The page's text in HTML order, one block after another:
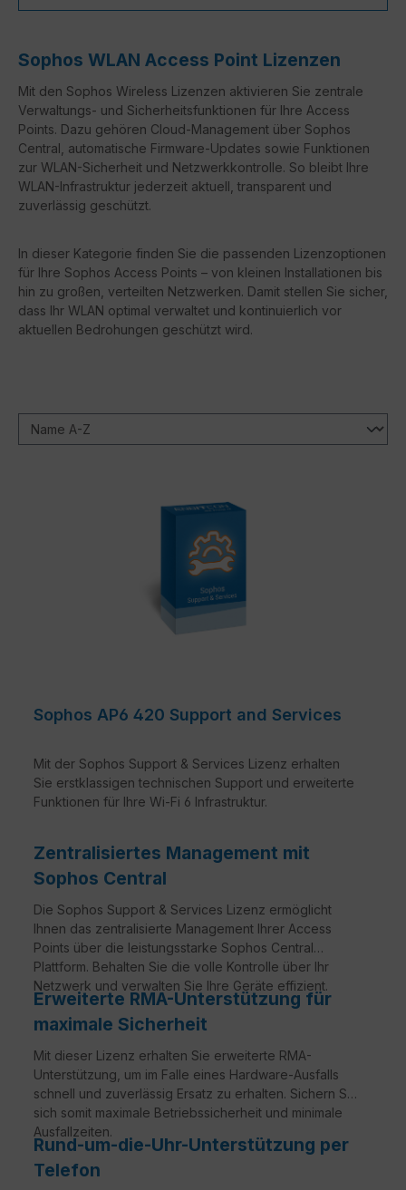
Sophos WLAN Access Point Lizenzen
Mit den Sophos Wireless Lizenzen aktivieren Sie zentrale
Verwaltungs- und Sicherheitsfunktionen für Ihre Access
Points. Dazu gehören Cloud-Management über Sophos
Central, automatische Firmware-Updates sowie Funktionen
zur WLAN-Sicherheit und Netzwerkkontrolle. So bleibt Ihre
WLAN-Infrastruktur jederzeit aktuell, transparent und
zuverlässig geschützt.
In dieser Kategorie finden Sie die passenden Lizenzoptionen
für Ihre Sophos Access Points – von kleinen Installationen bis
hin zu großen, verteilten Netzwerken. Damit stellen Sie sicher,
dass Ihr WLAN optimal verwaltet und kontinuierlich vor
aktuellen Bedrohungen geschützt wird.
Sophos AP6 420 Support and Services
Mit der Sophos Support & Services Lizenz erhalten
Sie erstklassigen technischen Support und erweiterte
Funktionen für Ihre Wi-Fi 6 Infrastruktur.
Zentralisiertes Management mit
Sophos Central
Die Sophos Support & Services Lizenz ermöglicht
Ihnen das zentralisierte Management Ihrer Access
Points über die leistungsstarke Sophos Central
Plattform. Behalten Sie die volle Kontrolle über Ihr
Netzwerk und verwalten Sie Ihre Geräte effizient.
Erweiterte RMA-Unterstützung für
maximale Sicherheit
Mit dieser Lizenz erhalten Sie erweiterte RMA-
Unterstützung, um im Falle eines Hardware-Ausfalls
schnell und zuverlässig Ersatz zu erhalten. Sichern Sie
sich somit maximale Betriebssicherheit und minimale
Ausfallzeiten.
Rund-um-die-Uhr-Unterstützung per
Telefon